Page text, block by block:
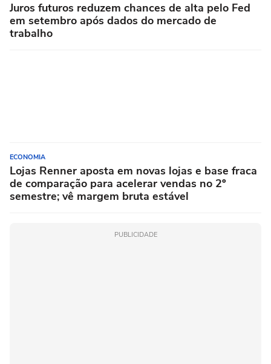
Juros futuros reduzem chances de alta pelo Fed
em setembro após dados do mercado de
trabalho
ECONOMIA
Lojas Renner aposta em novas lojas e base fraca
de comparação para acelerar vendas no 2º
semestre; vê margem bruta estável
PUBLICIDADE